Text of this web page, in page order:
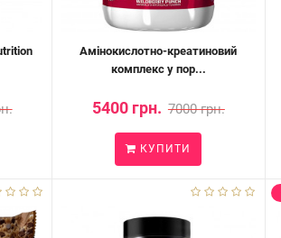
Амінокислотно-креатиновий
комплекс у пор...
5400 грн. 7000 грн.
КУПИТИ